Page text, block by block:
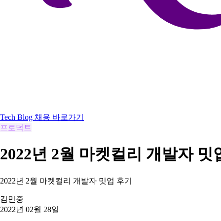
Tech Blog 채용 바로가기
프로덕트
2022년 2월 마켓컬리 개발자 밋
2022년 2월 마켓컬리 개발자 밋업 후기
김민중
2022년 02월 28일